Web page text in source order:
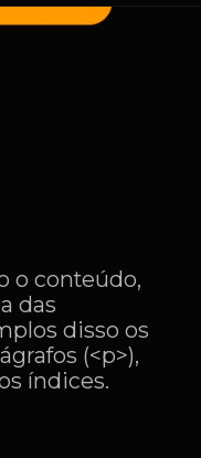
o conteúdo,
das
disso os
(<p>),
índices.